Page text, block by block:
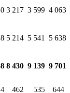
3 217 3 599 4 063
5 214 5 541 5 638
8 430 9 139 9 701
462 535 644